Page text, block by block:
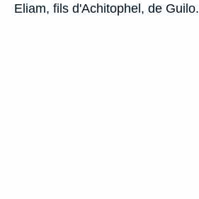
Eliam, fils d'Achitophel, de Guilo.